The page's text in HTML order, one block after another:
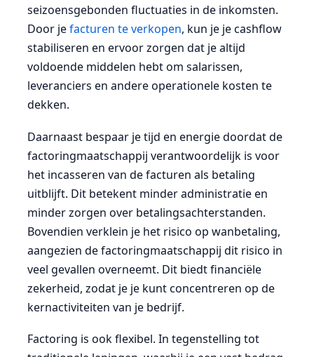
seizoensgebonden fluctuaties in de inkomsten.
Door jefacturen te verkopen, kun je je cashflow
stabiliseren en ervoor zorgen dat je altijd
voldoende middelen hebt om salarissen,
leveranciers en andere operationele kosten te
dekken.
Daarnaast bespaar je tijd en energie doordat de
factoringmaatschappij verantwoordelijk is voor
het incasseren van de facturen als betaling
uitblijft. Dit betekent minder administratie en
minder zorgen over betalingsachterstanden.
Bovendien verklein je het risico op wanbetaling,
aangezien de factoringmaatschappij dit risico in
veel gevallen overneemt. Dit biedt financiële
zekerheid, zodat je je kunt concentreren op de
kernactiviteiten van je bedrijf.
Factoring is ook flexibel. In tegenstelling tot